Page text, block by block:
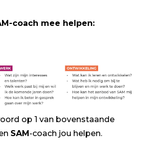
coach mee helpen:
op 1 van bovenstaande
SAM-coach jou helpen.